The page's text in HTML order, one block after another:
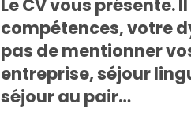
Le CV vous présente.
compétences, votre
pas de mentionner
entreprise, séjour
séjour au pair…